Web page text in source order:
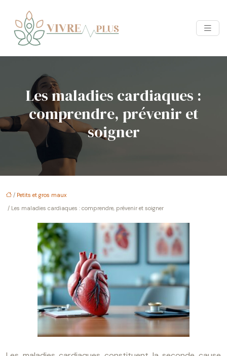
Les maladies cardiaques :
comprendre, prévenir et
soigner
/ Petits et gros maux
/ Les maladies cardiaques : comprendre, prévenir et soigner